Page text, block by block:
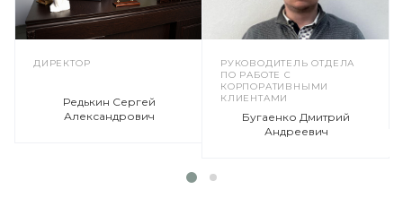
ДИРЕКТОР
Редькин Сергей
Александрович
РУКОВОДИТЕЛЬ ОТДЕЛА
ПО РАБОТЕ С
КОРПОРАТИВНЫМИ
КЛИЕНТАМИ
Бугаенко Дмитрий
Андреевич